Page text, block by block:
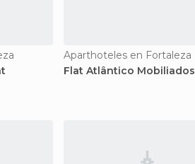
Aparthoteles en Fortaleza
Flat Atlântico Mobiliados